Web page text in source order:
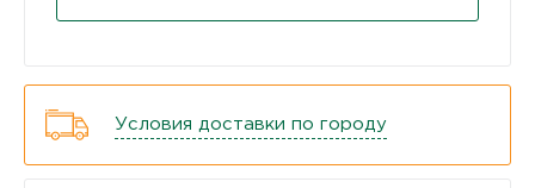
Условия доставки по городу